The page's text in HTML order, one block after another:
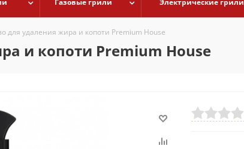
Газовые грили Электрические грили
для удаления жира и копоти Premium House
и копоти Premium House